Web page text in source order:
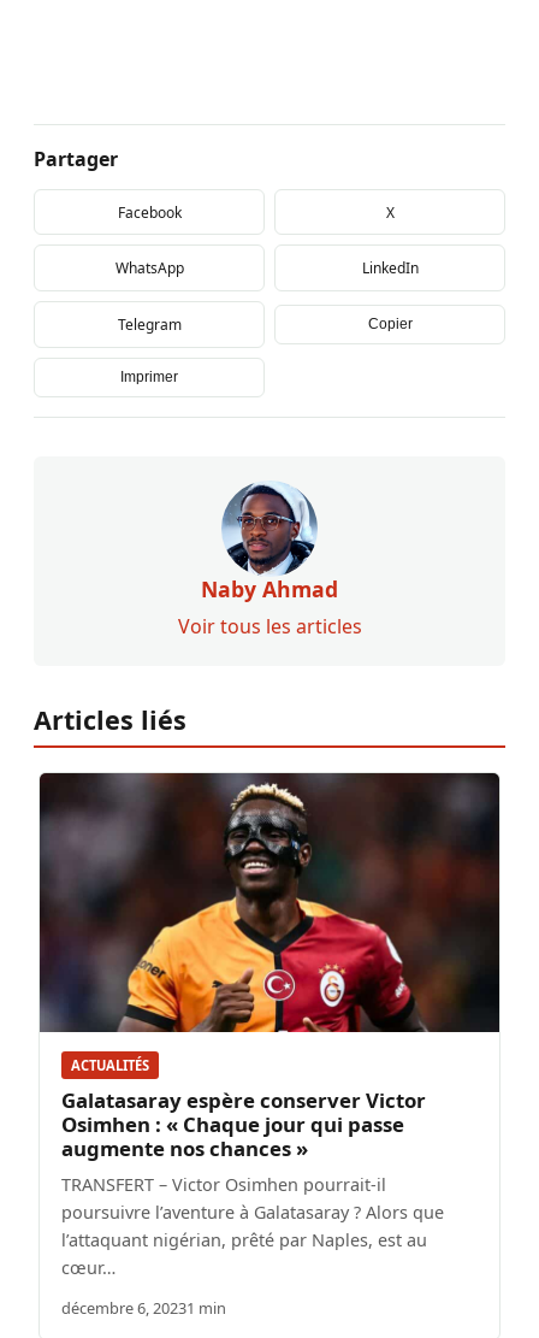
Partager
Facebook X
WhatsApp LinkedIn
Telegram Copier
Imprimer
Naby Ahmad
Voir tous les articles
Articles liés
ACTUALITÉS
Galatasaray espère conserver Victor
Osimhen : « Chaque jour qui passe
augmente nos chances »
TRANSFERT – Victor Osimhen pourrait-il
poursuivre l’aventure à Galatasaray ? Alors que
l’attaquant nigérian, prêté par Naples, est au
cœur…
décembre 6, 20231 min